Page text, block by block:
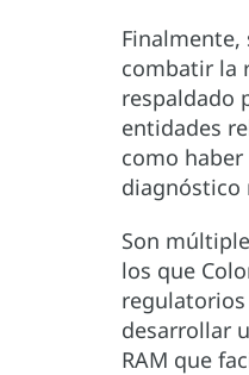
Finalmente,
combatir la
respaldado
entidades
como
diagnóstico
Son
los que
desarrollar
RAM que